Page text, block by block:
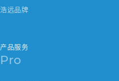
浩远品牌
产品服务
Pro